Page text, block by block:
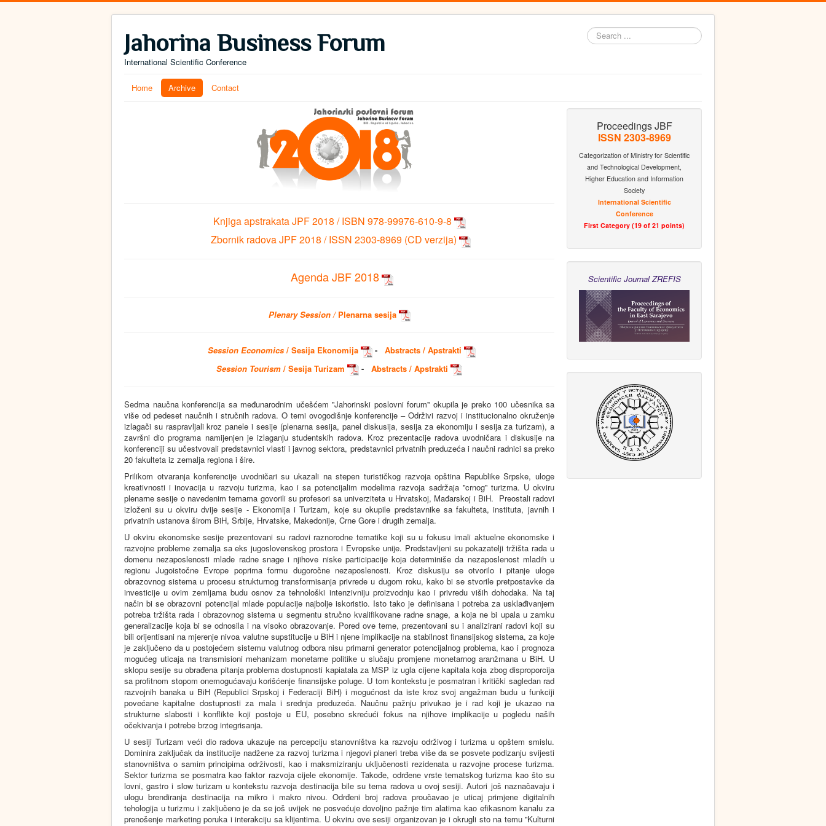
Jahorina Business Forum
International Scientific Conference
Search
...
Home Archive Contact
Knjiga apstrakata JPF 2018 / ISBN 978-99976-610-9-8
Zbornik radova JPF 2018 / ISSN 2303-8969 (CD verzija)
Agenda JBF 2018
Plenary Session / Plenarna sesija
Session Economics / Sesija Ekonomija -
Abstracts / Apstrakti
Session Tourism / Sesija Turizam - Abstracts / Apstrakti
Sedma naučna konferencija sa međunarodnim učešćem ''Jahorinski poslovni forum'' okupila je preko 100 učesnika sa
više od pedeset naučnih i stručnih radova. O temi ovogodišnje konferencije – Održivi razvoj i institucionalno okruženje
izlagači su raspravljali kroz panele i sesije (plenarna sesija, panel diskusija, sesija za ekonomiju i sesija za turizam), a
završni dio programa namijenjen je izlaganju studentskih radova. Kroz prezentacije radova uvodničara i diskusije na
konferenciji su učestvovali predstavnici vlasti i javnog sektora, predstavnici privatnih preduzeća i naučni radnici sa preko
20 fakulteta iz zemalja regiona i šire.
Prilikom otvaranja konferencije uvodničari su ukazali na stepen turističkog razvoja opština Republike Srpske, uloge
kreativnosti i inovacija u razvoju turizma, kao i sa potencijalim modelima razvoja sadržaja ''crnog'' turizma. U okviru
plenarne sesije o navedenim temama govorili su profesori sa univerziteta u Hrvatskoj, Mađarskoj i BiH. Preostali radovi
izloženi su u okviru dvije sesije - Ekonomija i Turizam, koje su okupile predstavnike sa fakulteta, instituta, javnih i
privatnih ustanova širom BiH, Srbije, Hrvatske, Makedonije, Crne Gore i drugih zemalja.
U okviru ekonomske sesije prezentovani su radovi raznorodne tematike koji su u fokusu imali aktuelne ekonomske i
razvojne probleme zemalja sa eks jugoslovenskog prostora i Evropske unije. Predstavljeni su pokazatelji tržišta rada u
domenu nezaposlenosti mlade radne snage i njihove niske participacije koja determiniše da nezaposlenost mladih u
regionu Jugoistočne Evrope poprima formu dugoročne nezaposlenosti. Kroz diskusiju se otvorilo i pitanje uloge
obrazovnog sistema u procesu strukturnog transformisanja privrede u dugom roku, kako bi se stvorile pretpostavke da
investicije u ovim zemljama budu osnov za tehnološki intenzivniju proizvodnju kao i privredu viših dohodaka. Na taj
način bi se obrazovni potencijal mlade populacije najbolje iskoristio. Isto tako je definisana i potreba za usklađivanjem
potreba tržišta rada i obrazovnog sistema u segmentu stručno kvalifikovane radne snage, a koja ne bi upala u zamku
generalizacije koja bi se odnosila i na visoko obrazovanje. Pored ove teme, prezentovani su i analizirani radovi koji su
bili orijentisani na mjerenje nivoa valutne supstitucije u BiH i njene implikacije na stabilnost finansijskog sistema, za koje
je zaključeno da u postojećem sistemu valutnog odbora nisu primarni generator potencijalnog problema, kao i prognoza
mogućeg uticaja na transmisioni mehanizam monetarne politike u slučaju promjene monetarnog aranžmana u BiH. U
sklopu sesije su obrađena pitanja problema dostupnosti kapiatala za MSP iz ugla cijene kapitala koja zbog disproporcija
sa profitnom stopom onemogućavaju korišćenje finansijske poluge. U tom kontekstu je posmatran i kritički sagledan rad
razvojnih banaka u BiH (Republici Srpskoj i Federaciji BiH) i mogućnost da iste kroz svoj angažman budu u funkciji
povećane kapitalne dostupnosti za mala i srednja preduzeća. Naučnu pažnju privukao je i rad koji je ukazao na
strukturne slabosti i konflikte koji postoje u EU, posebno skrećući fokus na njihove implikacije u pogledu naših
očekivanja i potrebe brzog integrisanja.
U sesiji Turizam veći dio radova ukazuje na percepciju stanovništva ka razvoju održivog i turizma u opštem smislu.
Dominira zaključak da institucije nadžene za razvoj turizma i njegovi planeri treba više da se posvete podizanju svijesti
stanovništva o samim principima održivosti, kao i maksmiziranju uključenosti rezidenata u razvojne procese turizma.
Sektor turizma se posmatra kao faktor razvoja cijele ekonomije. Takođe, odrđene vrste tematskog turizma kao što su
lovni, gastro i slow turizam u kontekstu razvoja destinacija bile su tema radova u ovoj sesiji. Autori još naznačavaju i
ulogu brendiranja destinacija na mikro i makro nivou. Odrđeni broj radova proučavao je uticaj primjene digitalnih
tehologija u turizmu i zaključeno je da se još uvijek ne posvećuje dovoljno pažnje tim alatima kao efikasnom kanalu za
prenošenje marketing poruka i interakciju sa klijentima. U okviru ove sesiji organizovan je i okrugli sto na temu ''Kulturni
Proceedings JBF
ISSN 2303-8969
Categorization of Ministry for Scientific
and Technological Development,
Higher Education and Information
Society
International Scientific
Conference
First Category (19 of 21 points)
Scientific Journal ZREFIS